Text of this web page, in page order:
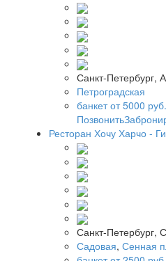
Санкт-Петербург,
Петроградская
банкет от 5000 руб.
Позвонить
Ресторан Хочу Харчо -
Санкт-Петербург,
Садовая, Сенная